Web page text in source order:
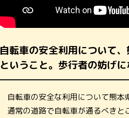
自転車の安全利用について
ということ。歩行者の妨げ
自転車の安全な利用について熊本
通常の道路で自転車が通るべきと